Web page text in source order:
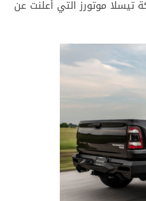
ﺗﻴﺴﻼ ﻣﻮﺗﻮﺭﺯ ﺍﻟﺘﻲ ﺃﻋﻠﻨﺖ ﻋﻦ